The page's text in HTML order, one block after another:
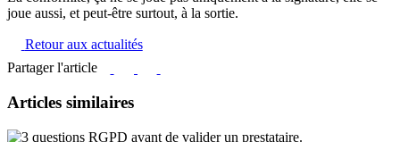
joue aussi, et peut-être surtout, à la sortie.
Retour aux actualités
Partager l'article
Articles similaires